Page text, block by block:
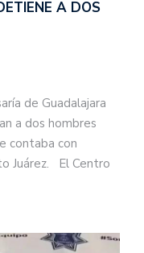
A DOS
de Guadalajara
a dos hombres
contaba con
Juárez. El Centro